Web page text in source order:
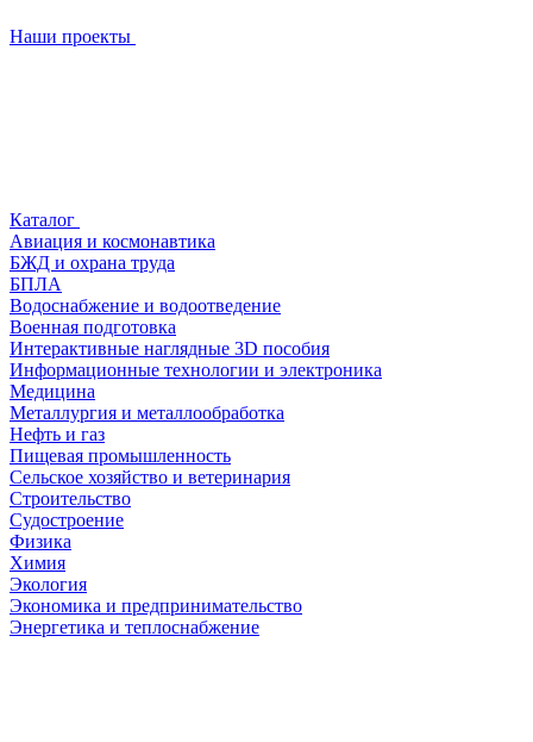
Наши проекты
Каталог
Авиация и космонавтика
БЖД и охрана труда
БПЛА
Водоснабжение и водоотведение
Военная подготовка
Интерактивные наглядные 3D пособия
Информационные технологии и электроника
Медицина
Металлургия и металлообработка
Нефть и газ
Пищевая промышленность
Сельское хозяйство и ветеринария
Строительство
Судостроение
Физика
Химия
Экология
Экономика и предпринимательство
Энергетика и теплоснабжение